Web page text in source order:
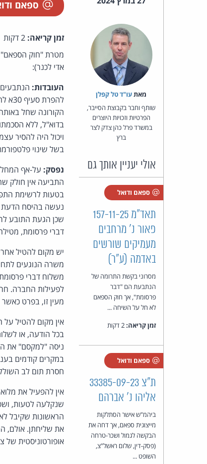
ספאם
מאת‏עו"ד טל קפלן
שותף וחבר בקבוצת הסייבר,
הפרטיות וזכויות היוצרים
במשרד פרל כהן צדק לצר
ברץ
אולי יעניין אותך גם
ספאם ודואל
תאד"מ 157-11-25
פאור נ' מרחבים
מעמיקים שורשים
באדמה (ע"ר)
מסרוני בקשת התרומה של
הנתבעת הם "דבר
פרסומת", אך חוק הספאם
לא חל על השיחה ...
זמן קריאה:
ספאם ודואל
ת"צ 33385-09-23
אליהו נ' אברהם
ביהמ"ש אישר הסתלקות
מייצוגית ספאם, אך דחה את
הבקשה לגמול ושכר-טרחה
(פסק-דין, שלום ראשל"צ,
השופט ...
זמן קריאה:
מטרת "חוק הספאם"
אדי לכנר):
העובדות:
הקורונה שחל
ויכול היה להסיר
בשל שינוי
נפסק: על-אף
התביעה אין חולק
בטעות לרשימת
נעשה בהיסח הדעת
שכן הגעת התובע
דברי פרסומת, מטילה
משרה הנוגעים
משלוח דברי
לפעילות החברה.
מעין זו, בפרט
בכל הודעה, או
ניסה "למקסם" את
במקרים קודמים
חסרת תום לב השוללת פיצוי. מטרת סעיף 30א אינה
אין להפעיל את
הראשונות שקיבל
את שליחתן. אולם,
אופורטוניסטית של